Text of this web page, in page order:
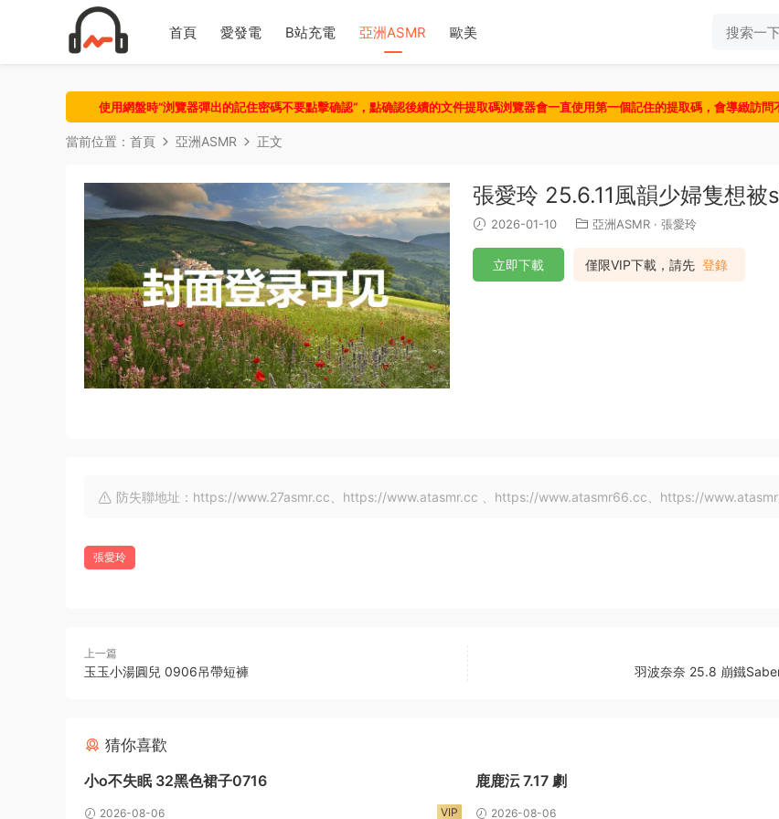
首頁 愛發電 B站充電 亞洲ASMR 歐美
使用網盤時“浏覽器彈出的記住密碼不要點擊确認“，點确認後續的文件提取碼浏覽器會一直使用第一個記住的提取碼，會導緻訪
當前位置： 首頁 亞洲ASMR 正文
張愛玲 25.6.11風韻少婦隻想被
2026-01-10 亞洲ASMR · 張愛玲
僅限VIP下載，請先 登錄
立即下載
防失聯地址：https://www.27asmr.cc、https://www.atasmr.cc 、https://www.atasmr66.cc、https://
張愛玲
上一篇
玉玉小湯圓兒 0906吊帶短褲 羽波奈奈 25.8 崩鐵
猜你喜歡
小o不失眠 32黑色裙子0716
2026-08-06 VIP
鹿鹿沄 7.17 劇
2026-08-06